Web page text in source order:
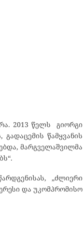
2013 წელს გიორგი
წამყვანის
მარგველაშვილმა
„ძლიერი
და უკომპრომისო